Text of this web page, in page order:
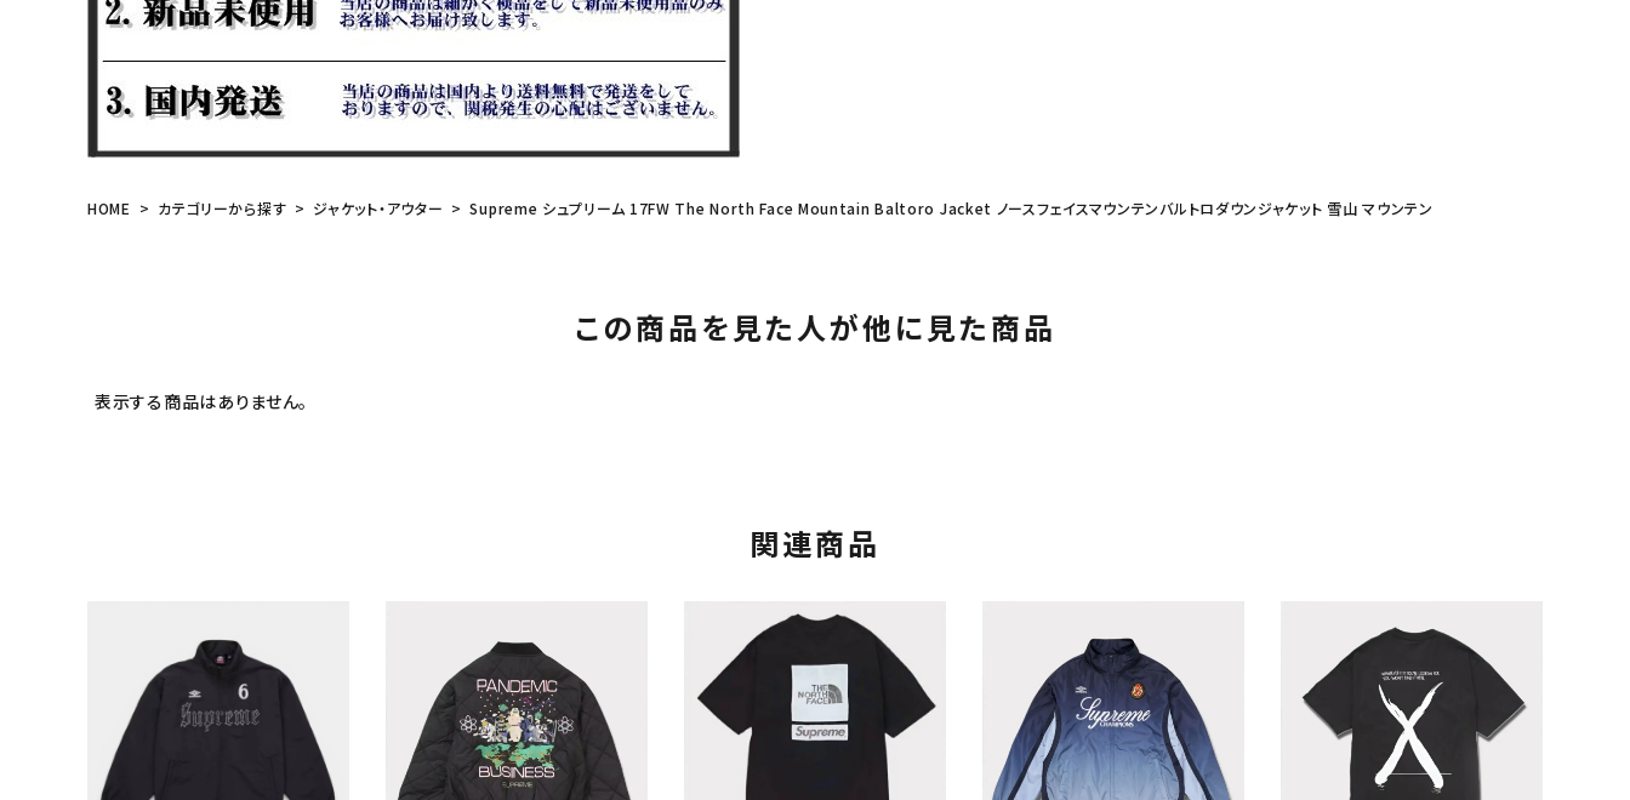
キーワードから探す
search
カテゴリーから探す コラボレーションブランドから探す
HOME カテゴリーから探す ジャケット・アウター Supreme シュプリーム 17FW The North Face Mountain Baltoro Jacket ノースフェイスマウンテンバルトロダウンジャケット 雪山 マウンテン
この商品を見た人が他に見た商品
表示する商品はありません。
関連商品